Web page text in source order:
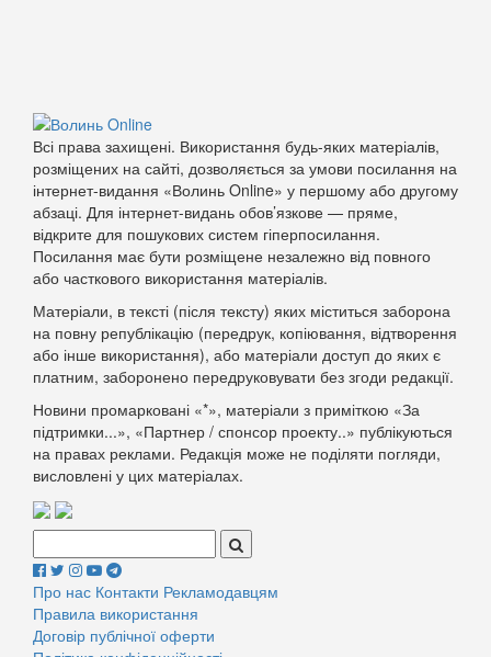
Всі права захищені. Використання будь-яких матеріалів,
розміщених на сайті, дозволяється за умови посилання на
інтернет-видання «Волинь Online» у першому або другому
абзаці. Для інтернет-видань обов’язкове — пряме,
відкрите для пошукових систем гіперпосилання.
Посилання має бути розміщене незалежно від повного
або часткового використання матеріалів.
Матеріали, в тексті (після тексту) яких міститься заборона
на повну републікацію (передрук, копіювання, відтворення
або інше використання), або матеріали доступ до яких є
платним, заборонено передруковувати без згоди редакції.
Новини промарковані «*», матеріали з приміткою «За
підтримки...», «Партнер / спонсор проекту..» публікуються
на правах реклами. Редакція може не поділяти погляди,
висловлені у цих матеріалах.
Про нас Контакти Рекламодавцям
Правила використання
Договір публічної оферти